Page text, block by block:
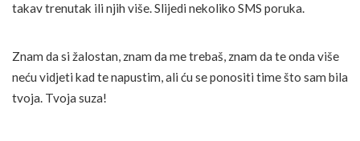
takav trenutak ili njih više. Slijedi nekoliko SMS poruka.
Znam da si žalostan, znam da me trebaš, znam da te onda više
neću vidjeti kad te napustim, ali ću se ponositi time što sam bila
tvoja. Tvoja suza!